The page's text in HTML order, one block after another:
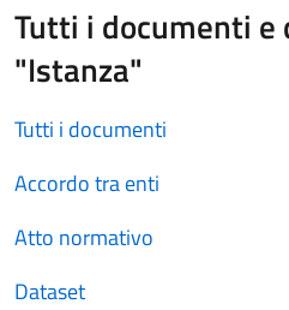
Tutti i documenti
"Istanza"
Tutti i documenti
Accordo tra enti
Atto normativo
Dataset